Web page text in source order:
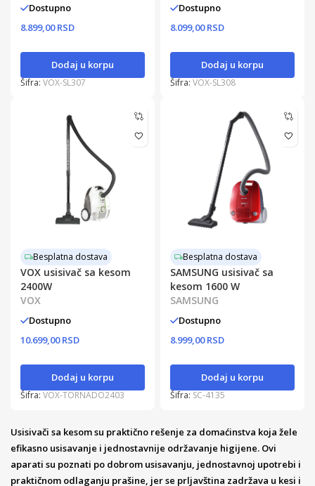
Dostupno
8.899,00 RSD
Dodaj u korpu
Šifra: VOX-SL307
Dostupno
8.099,00 RSD
Dodaj u korpu
Šifra:VOX-SL308
Besplatna dostava
VOX usisivač sa kesom
2400W
VOX
Dostupno
10.699,00 RSD
Dodaj u korpu
Šifra: VOX-TORNADO2403
Besplatna dostava
SAMSUNG usisivač sa
kesom 1600 W
SAMSUNG
Dostupno
8.999,00 RSD
Dodaj u korpu
Šifra: SC-4135
Usisivači sa kesom su praktično rešenje za domaćinstva koja žele
efikasno usisavanje i jednostavnije održavanje higijene. Ovi
aparati su poznati po dobrom usisavanju, jednostavnoj upotrebi i
praktičnom odlaganju prašine, jer se prljavština zadržava u kesi i